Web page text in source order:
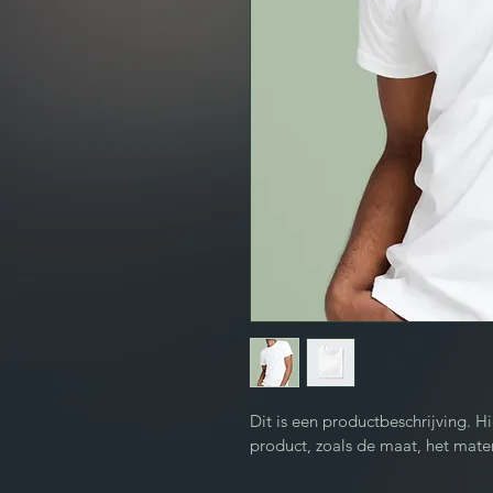
Dit is een productbeschrijving.
product, zoals de maat, het